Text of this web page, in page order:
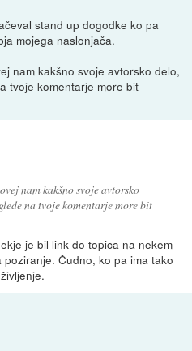
stand up dogodke ko pa
mojega naslonjača.
nam kakšno svoje avtorsko delo,
tvoje komentarje more bit
nam kakšno svoje avtorsko
na tvoje komentarje more bit
je bil link do topica na nekem
Čudno, ko pa ima tako